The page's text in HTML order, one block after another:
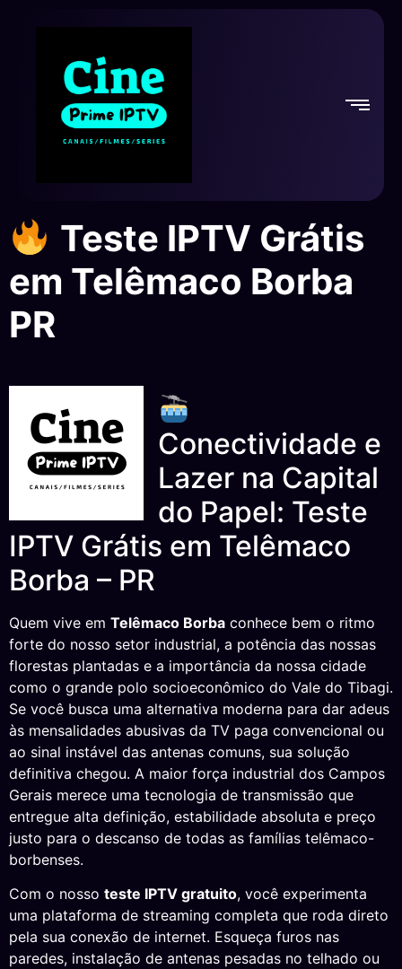
Teste IPTV Grátis
em Telêmaco Borba
PR
Conectividade e
Lazer na Capital
do Papel: Teste
IPTV Grátis em Telêmaco
Borba – PR
Quem vive em Telêmaco Borba conhece bem o ritmo
forte do nosso setor industrial, a potência das nossas
florestas plantadas e a importância da nossa cidade
como o grande polo socioeconômico do Vale do Tibagi.
Se você busca uma alternativa moderna para dar adeus
às mensalidades abusivas da TV paga convencional ou
ao sinal instável das antenas comuns, sua solução
definitiva chegou. A maior força industrial dos Campos
Gerais merece uma tecnologia de transmissão que
entregue alta definição, estabilidade absoluta e preço
justo para o descanso de todas as famílias telêmaco-
borbenses.
Com o nosso teste IPTV gratuito, você experimenta
uma plataforma de streaming completa que roda direto
pela sua conexão de internet. Esqueça furos nas
paredes, instalação de antenas pesadas no telhado ou